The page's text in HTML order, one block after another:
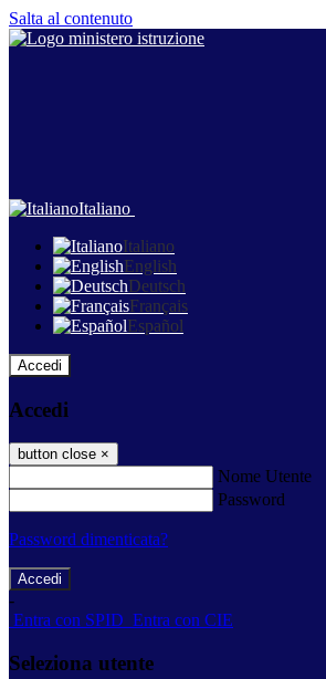
Salta al contenuto
Italiano
Italiano
English
Deutsch
Français
Español
Accedi
Accedi
button close ×
Nome Utente
Password
Password dimenticata?
-
Entra con SPID Entra con CIE
Seleziona utente